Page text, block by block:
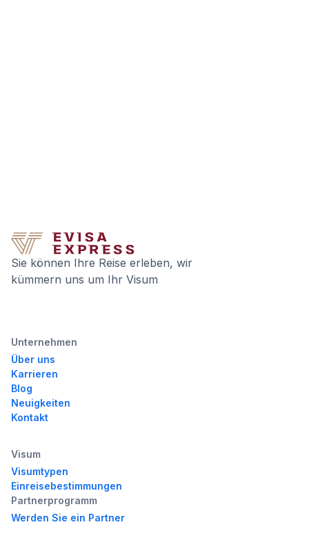
Sie können Ihre Reise erleben, wir
kümmern uns um Ihr Visum
Unternehmen
Über uns
Karrieren
Blog
Neuigkeiten
Kontakt
Visum
Visumtypen
Einreisebestimmungen
Partnerprogramm
Werden Sie ein Partner